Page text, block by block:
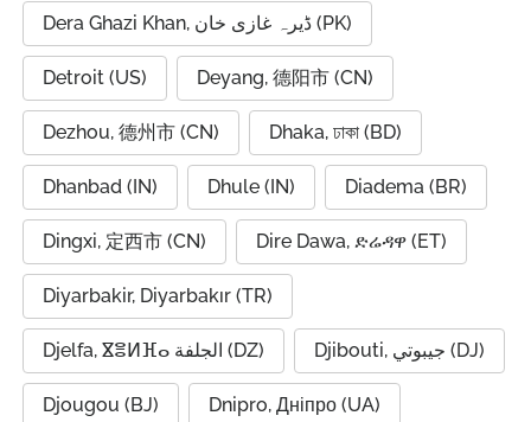
Dera Ghazi Khan, ڈیرہ غازی خان (PK)
Detroit (US) Deyang, 德阳市 (CN)
Dezhou, 德州市 (CN) Dhaka, ঢাকা (BD)
Dhanbad (IN) Dhule (IN) Diadema (BR)
Dingxi, 定西市 (CN) Dire Dawa, ድሬዳዋ (ET)
Diyarbakir, Diyarbakır (TR)
Djelfa, ⴵⴻⵍⴼⴰ الجلفة (DZ) Djibouti, جيبوتي (DJ)
Djougou (BJ) Dnipro, Дніпро (UA)